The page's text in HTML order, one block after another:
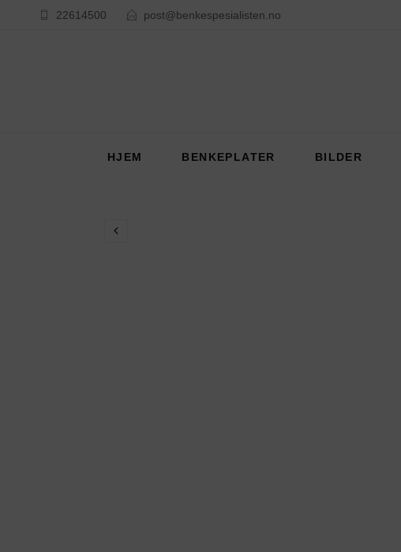
22614500 post@benkespesialisten.no
HJEM BENKEPLATER BILDER